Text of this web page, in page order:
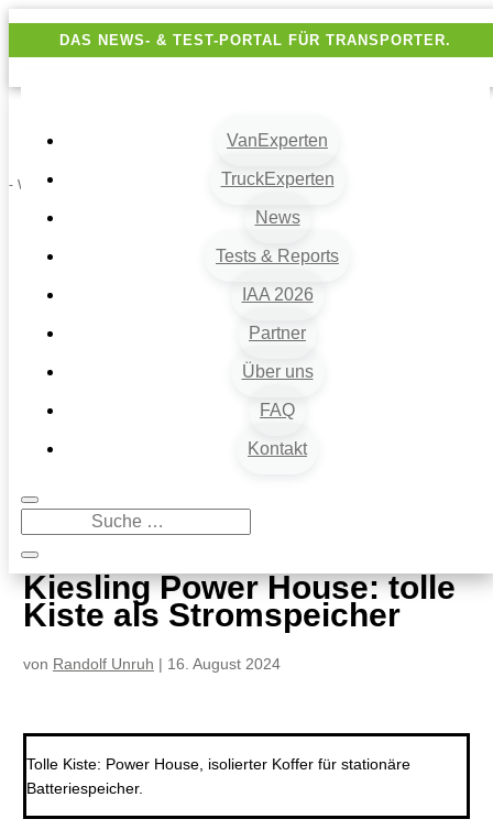
DAS NEWS- & TEST-PORTAL FÜR TRANSPORTER.
VanExperten
TruckExperten
News
Tests & Reports
IAA 2026
Partner
Über uns
FAQ
Kontakt
- Werbung -
9
Kiesling Power House: tolle Kiste als Stromspeicher
Kiesling Power House: tolle
Kiste als Stromspeicher
von Randolf Unruh | 16. August 2024
Tolle Kiste: Power House, isolierter Koffer für stationäre
Batteriespeicher.